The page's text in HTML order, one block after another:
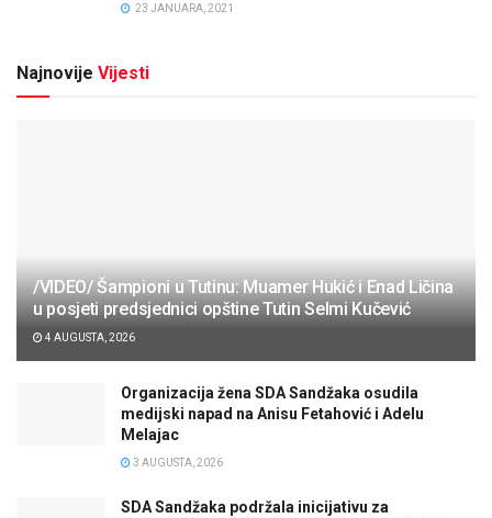
23 JANUARA, 2021
Najnovije Vijesti
/VIDEO/ Šampioni u Tutinu: Muamer Hukić i Enad Ličina
u posjeti predsjednici opštine Tutin Selmi Kučević
4 AUGUSTA, 2026
Organizacija žena SDA Sandžaka osudila
medijski napad na Anisu Fetahović i Adelu
Melajac
3 AUGUSTA, 2026
SDA Sandžaka podržala inicijativu za